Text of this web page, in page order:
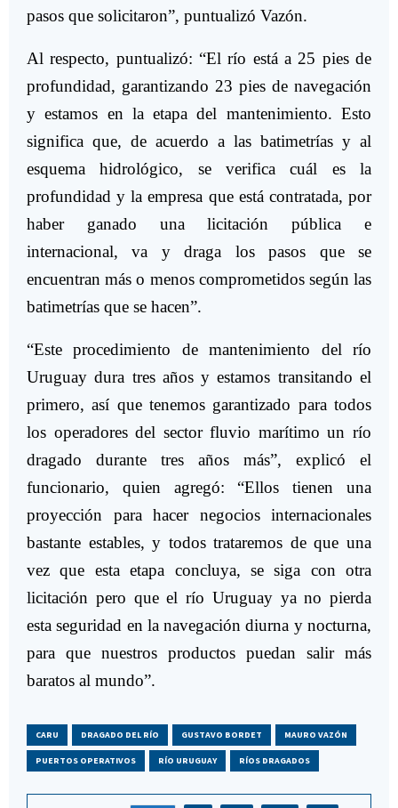
pasos que solicitaron”, puntualizó Vazón.
Al respecto, puntualizó: “El río está a 25 pies de
profundidad, garantizando 23 pies de navegación
y estamos en la etapa del mantenimiento. Esto
significa que, de acuerdo a las batimetrías y al
esquema hidrológico, se verifica cuál es la
profundidad y la empresa que está contratada, por
haber ganado una licitación pública e
internacional, va y draga los pasos que se
encuentran más o menos comprometidos según las
batimetrías que se hacen”.
“Este procedimiento de mantenimiento del río
Uruguay dura tres años y estamos transitando el
primero, así que tenemos garantizado para todos
los operadores del sector fluvio marítimo un río
dragado durante tres años más”, explicó el
funcionario, quien agregó: “Ellos tienen una
proyección para hacer negocios internacionales
bastante estables, y todos trataremos de que una
vez que esta etapa concluya, se siga con otra
licitación pero que el río Uruguay ya no pierda
esta seguridad en la navegación diurna y nocturna,
para que nuestros productos puedan salir más
baratos al mundo”.
CARU DRAGADO DEL RÍO GUSTAVO BORDET MAURO VAZÓN
PUERTOS OPERATIVOS RÍO URUGUAY RÍOS DRAGADOS